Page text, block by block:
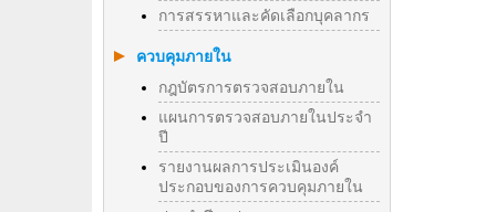
การสรรหาและคัดเลือกบุคลากร
ควบคุมภายใน
กฎบัตรการตรวจสอบภายใน
แผนการตรวจสอบภายในประจำ
ปี
รายงานผลการประเมินองค์
ประกอบของการควบคุมภายใน